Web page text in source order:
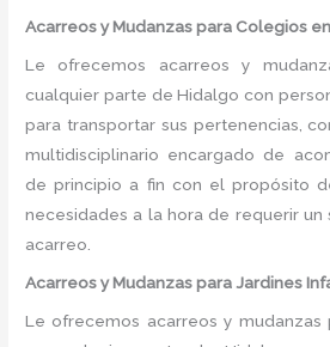
Acarreos y Mudanzas para Colegios
Le ofrecemos acarreos y
cualquier parte de Hidalgo con
para transportar sus pertenencias,
multidisciplinario encargado de
de principio a fin con el propósito
necesidades a la hora de requerir un
acarreo.
Acarreos y Mudanzas para Jardines
Le ofrecemos acarreos y mudanzas